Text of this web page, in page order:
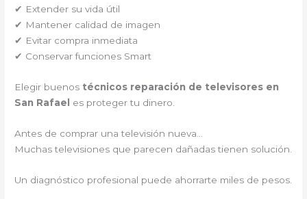
✔ Extender su vida útil
✔ Mantener calidad de imagen
✔ Evitar compra inmediata
✔ Conservar funciones Smart
Elegir buenos técnicos reparación de televisores en
San Rafael
es proteger tu dinero.
Antes de comprar una televisión nueva…
Muchas televisiones que parecen dañadas tienen solución.
Un diagnóstico profesional puede ahorrarte miles de pesos.